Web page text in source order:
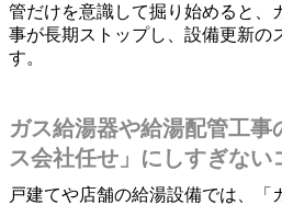
管だけを意識して掘り始めると、
事が長期ストップし、設備更新の
す。
ガス給湯器や給湯配管工事
ス会社任せ」にしすぎない
戸建てや店舗の給湯設備では、「